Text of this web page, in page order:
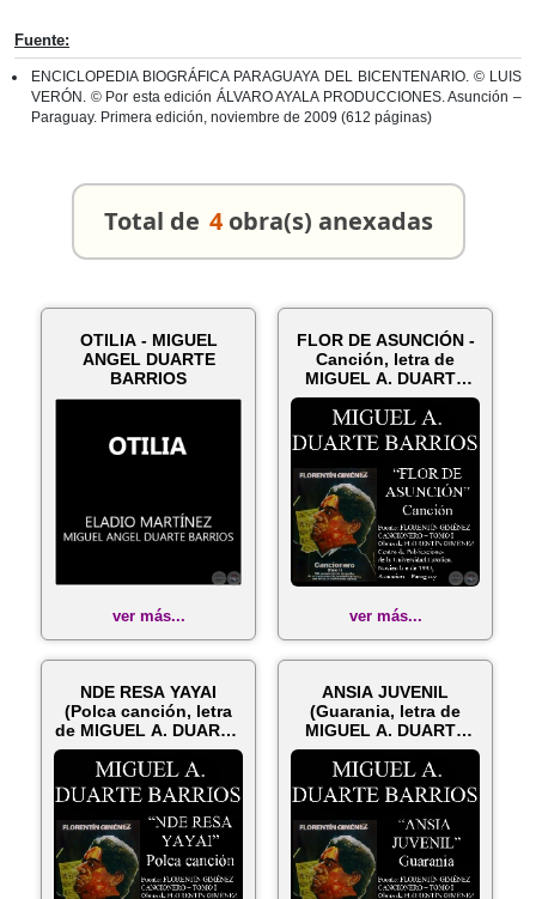
Fuente:
ENCICLOPEDIA BIOGRÁFICA PARAGUAYA DEL BICENTENARIO. © LUIS
VERÓN. © Por esta edición ÁLVARO AYALA PRODUCCIONES. Asunción –
Paraguay. Primera edición, noviembre de 2009 (612 páginas)
Total de 4 obra(s) anexadas
OTILIA - MIGUEL
ANGEL DUARTE
BARRIOS
ver más...
FLOR DE ASUNCIÓN -
Canción, letra de
MIGUEL A. DUARTE
BARRIOS
ver más...
NDE RESA YAYAI
(Polca canción, letra
de MIGUEL A. DUARTE
BARRIOS)
ANSIA JUVENIL
(Guarania, letra de
MIGUEL A. DUARTE
BARRIOS)